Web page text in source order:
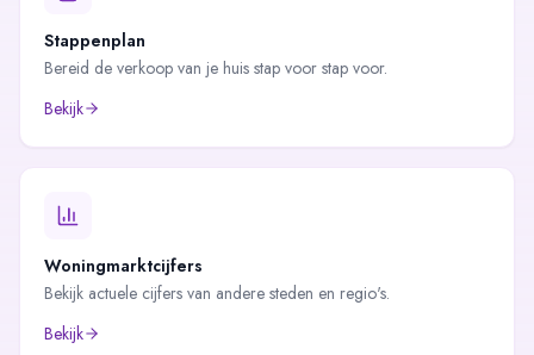
Stappenplan
Bereid de verkoop van je huis stap voor stap voor.
Bekijk
Woningmarktcijfers
Bekijk actuele cijfers van andere steden en regio's.
Bekijk